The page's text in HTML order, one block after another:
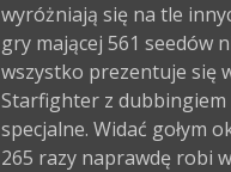
wyróżniają się na tle
gry mającej 561 seedów
wszystko prezentuje się
Starfighter z
specjalne. Widać gołym
265 razy naprawdę robi